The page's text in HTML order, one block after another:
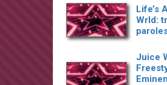
Life’s
Wrld:
Juice